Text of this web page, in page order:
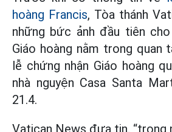
hoàng Francis, Tòa thánh
những bức ảnh đầu tiên
Giáo hoàng nằm trong quan
lễ chứng nhận Giáo hoàng
nhà nguyện Casa Santa
21.4.
Vatican News đưa tin, “trong